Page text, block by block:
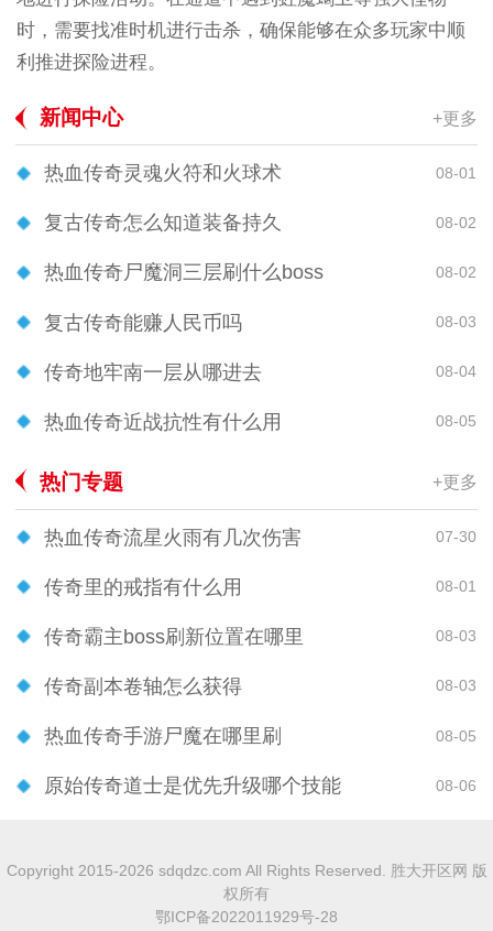
时，需要找准时机进行击杀，确保能够在众多玩家中顺
利推进探险进程。
新闻中心 +更多
热血传奇灵魂火符和火球术 08-01
复古传奇怎么知道装备持久 08-02
热血传奇尸魔洞三层刷什么boss 08-02
复古传奇能赚人民币吗 08-03
传奇地牢南一层从哪进去 08-04
热血传奇近战抗性有什么用 08-05
热门专题 +更多
热血传奇流星火雨有几次伤害 07-30
传奇里的戒指有什么用 08-01
传奇霸主boss刷新位置在哪里 08-03
传奇副本卷轴怎么获得 08-03
热血传奇手游尸魔在哪里刷 08-05
原始传奇道士是优先升级哪个技能 08-06
Copyright 2015-2026 sdqdzc.com All Rights Reserved. 胜大开区网 版
权所有
鄂ICP备2022011929号-28